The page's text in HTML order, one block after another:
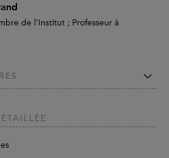
de l'Institut ; Professeur à